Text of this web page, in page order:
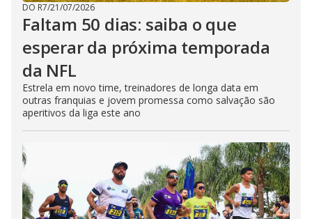
DO R7/21/07/2026
Faltam 50 dias: saiba o que
esperar da próxima temporada
da NFL
Estrela em novo time, treinadores de longa data em
outras franquias e jovem promessa como salvação são
aperitivos da liga este ano